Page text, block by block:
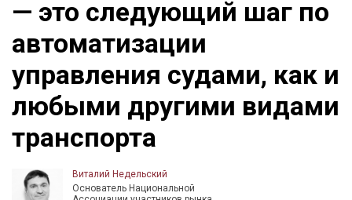
Спорт
Культура
Lifestyle
Мурзилка
— это следующий шаг по
автоматизации
управления судами, как и
любыми другими видами
транспорта
Виталий Недельский
Основатель Национальной